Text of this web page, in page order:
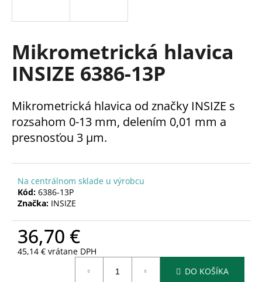
Mikrometrická hlavica
INSIZE 6386-13P
Mikrometrická hlavica od značky INSIZE s
rozsahom 0-13 mm, delením 0,01 mm a
presnosťou 3 µm.
Na centrálnom sklade u výrobcu
Kód: 6386-13P
Značka: INSIZE
36,70 €
45,14 € vrátane DPH
DO KOŠÍKA
s
ť
?
HĽADAŤ
O
d
o
ú